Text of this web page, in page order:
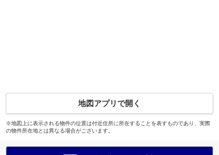
地図アプリで開く
※地図上に表示される物件の位置は付近住所に所在することを表すものであり、実際
の物件所在地とは異なる場合がございます。